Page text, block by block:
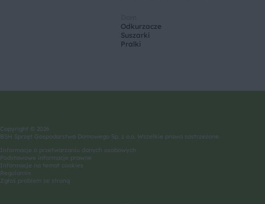
Odkurzacze
Suszarki
Pralki
Copyright © 2026
BSH Sprzęt Gospodarstwa Domowego Sp. z o.o. Wszelkie prawa zastrzeżone.
Informacje o przetwarzaniu danych osobowych
Podstawowe informacje prawne
Informacje na temat cookies
Regulamin
Zgłoś problem ze stroną